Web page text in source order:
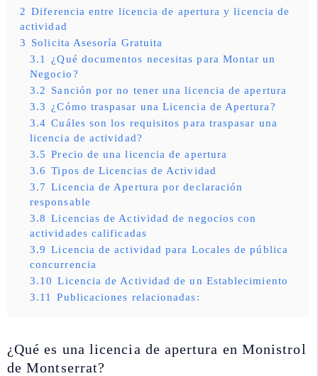
2 Diferencia entre licencia de apertura y licencia de
actividad
3 Solicita Asesoría Gratuita
3.1
¿Qué documentos necesitas para Montar un
Negocio?
3.2 Sanción por no tener una licencia de apertura
3.3 ¿Cómo traspasar una Licencia de Apertura?
3.4 Cuáles son los requisitos para traspasar una
licencia de actividad?
3.5 Precio de una licencia de apertura
3.6 Tipos de Licencias de Actividad
3.7 Licencia de Apertura por declaración
responsable
3.8 Licencias de Actividad de negocios con
actividades calificadas
3.9 Licencia de actividad para Locales de pública
concurrencia
3.10 Licencia de Actividad de un Establecimiento
3.11
Publicaciones relacionadas:
¿Qué es una licencia de apertura en Monistrol
de Montserrat?